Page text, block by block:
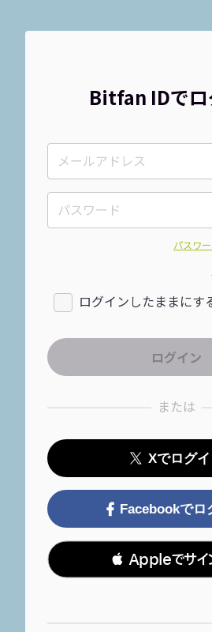
Bitfan IDでロ
パスワ
ログインしたままにす
または
Xでログ
Facebookでロ
 Appleでサイ